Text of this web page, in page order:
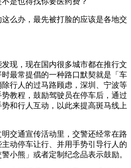
么办，最先被打脸的应该是各地交
现，现在国内很多城市都在推行文
最常提倡的一种路口默契就是「车
行人的过马路顾虑，深圳、宁波等
教程，鼓励驾驶员在停车后，通过
和行人互动，以此来提高斑马线上
交通宣传活动里，交警还经常在路
动停车让行、并用手势引导行人的
小熊」或者定制纪念品表示鼓励。